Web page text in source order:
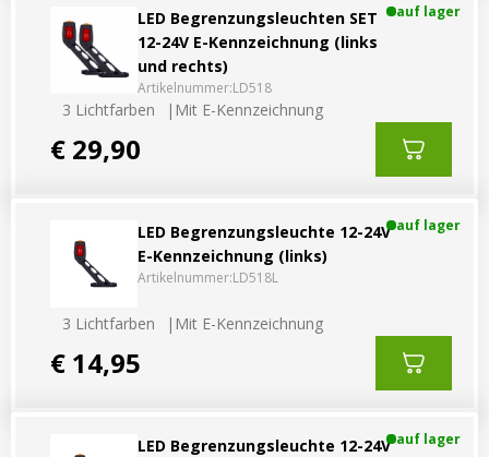
LED Begrenzungsleuchten SET
12-24V E-Kennzeichnung (links
und rechts)
Artikelnummer:LD518
auf lager
3 Lichtfarben Mit E-Kennzeichnung
€ 29,90
LED Begrenzungsleuchte 12-24V
E-Kennzeichnung (links)
Artikelnummer:LD518L
auf lager
3 Lichtfarben Mit E-Kennzeichnung
€ 14,95
LED Begrenzungsleuchte 12-24V auf lager